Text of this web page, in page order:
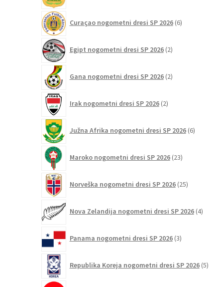
Curaçao nogometni dresi SP 2026 6izdelkov
Egipt nogometni dresi SP 2026 2izdelka
Gana nogometni dresi SP 2026 2izdelka
Irak nogometni dresi SP 2026 2izdelka
Južna Afrika nogometni dresi SP 2026 6izdelkov
Maroko nogometni dresi SP 2026 23izdelkov
Norveška nogometni dresi SP 2026 25izdelkov
Nova Zelandija nogometni dresi SP 2026 4izdelki
Panama nogometni dresi SP 2026 3izdelki
Republika Koreja nogometni dresi SP 2026 5